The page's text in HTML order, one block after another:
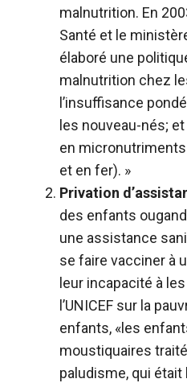
malnutrition. En
Santé et le
élaboré une
malnutrition chez
l’insuffisance
les nouveau-nés;
en
et en fer). »
Privation
des enfants
une assistance
se faire vacciner à
leur incapacité à
l’UNICEF sur la
enfants, «les
moustiquaires
paludisme, qui